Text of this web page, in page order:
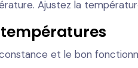
Ajustez la
et le bon